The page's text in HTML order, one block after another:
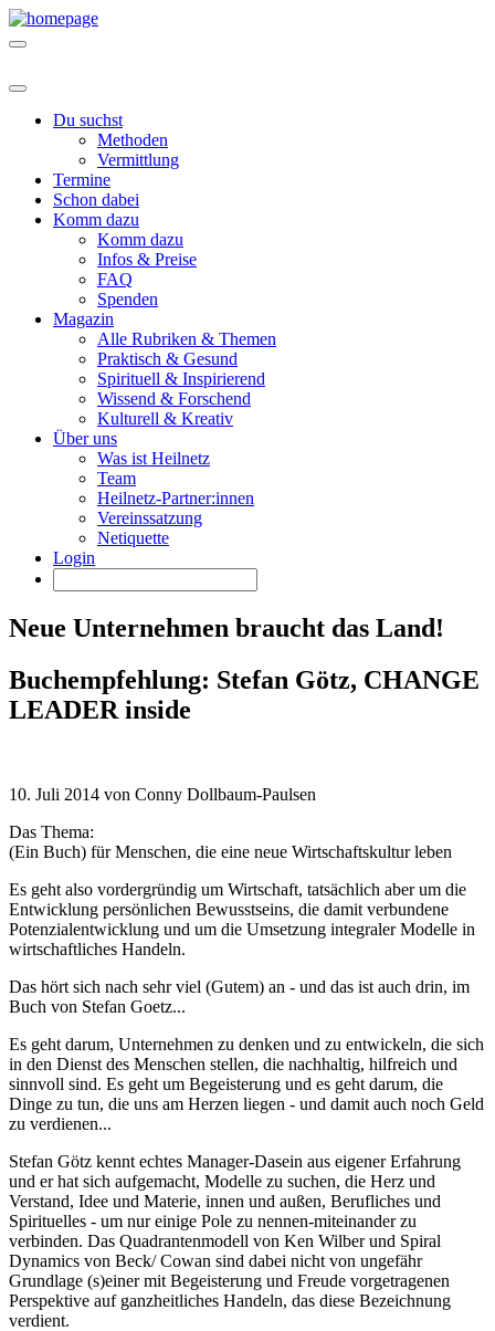
Du suchst
Methoden
Vermittlung
Termine
Schon dabei
Komm dazu
Komm dazu
Infos & Preise
FAQ
Spenden
Magazin
Alle Rubriken & Themen
Praktisch & Gesund
Spirituell & Inspirierend
Wissend & Forschend
Kulturell & Kreativ
Über uns
Was ist Heilnetz
Team
Heilnetz-Partner:innen
Vereinssatzung
Netiquette
Login
Neue Unternehmen braucht das Land!
Buchempfehlung: Stefan Götz, CHANGE
LEADER inside
10. Juli 2014 von Conny Dollbaum-Paulsen
Das Thema:
(Ein Buch) für Menschen, die eine neue Wirtschaftskultur leben
Es geht also vordergründig um Wirtschaft, tatsächlich aber um die
Entwicklung persönlichen Bewusstseins, die damit verbundene
Potenzialentwicklung und um die Umsetzung integraler Modelle in
wirtschaftliches Handeln.
Das hört sich nach sehr viel (Gutem) an - und das ist auch drin, im
Buch von Stefan Goetz...
Es geht darum, Unternehmen zu denken und zu entwickeln, die sich
in den Dienst des Menschen stellen, die nachhaltig, hilfreich und
sinnvoll sind. Es geht um Begeisterung und es geht darum, die
Dinge zu tun, die uns am Herzen liegen - und damit auch noch Geld
zu verdienen...
Stefan Götz kennt echtes Manager-Dasein aus eigener Erfahrung
und er hat sich aufgemacht, Modelle zu suchen, die Herz und
Verstand, Idee und Materie, innen und außen, Berufliches und
Spirituelles - um nur einige Pole zu nennen-miteinander zu
verbinden. Das Quadrantenmodell von Ken Wilber und Spiral
Dynamics von Beck/ Cowan sind dabei nicht von ungefähr
Grundlage (s)einer mit Begeisterung und Freude vorgetragenen
Perspektive auf ganzheitliches Handeln, das diese Bezeichnung
verdient.